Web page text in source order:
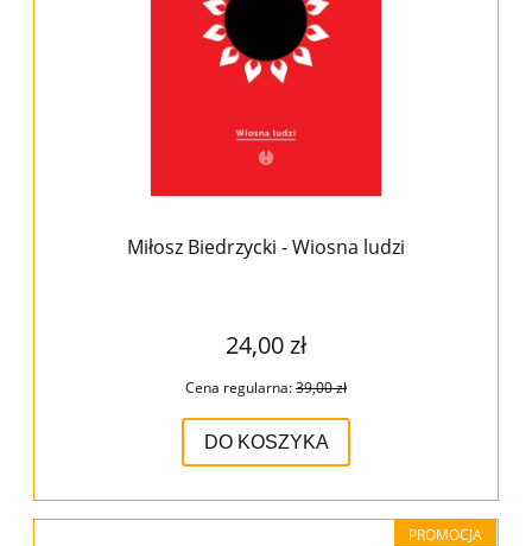
Miłosz Biedrzycki - Wiosna ludzi
24,00 zł
Cena regularna:39,00 zł
DO KOSZYKA
PROMOCJA